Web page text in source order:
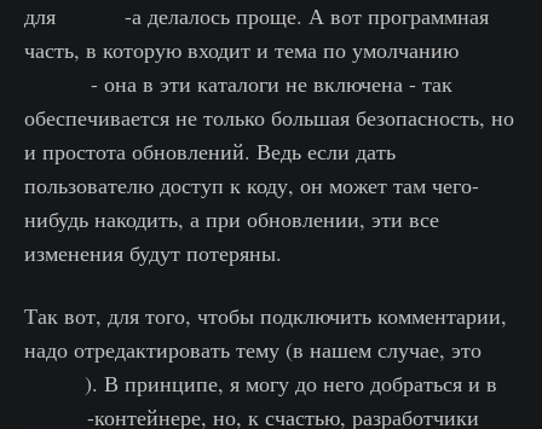
для
-а делалось проще. А вот программная
часть, в которую входит и тема по умолчанию
- она в эти каталоги не включена - так
обеспечивается не только большая безопасность, но
и простота обновлений. Ведь если дать
пользователю доступ к коду, он может там чего-
нибудь накодить, а при обновлении, эти все
изменения будут потеряны.
Так вот, для того, чтобы подключить комментарии,
надо отредактировать тему (в нашем случае, это
). В принципе, я могу до него добраться и в
-контейнере, но, к счастью, разработчики